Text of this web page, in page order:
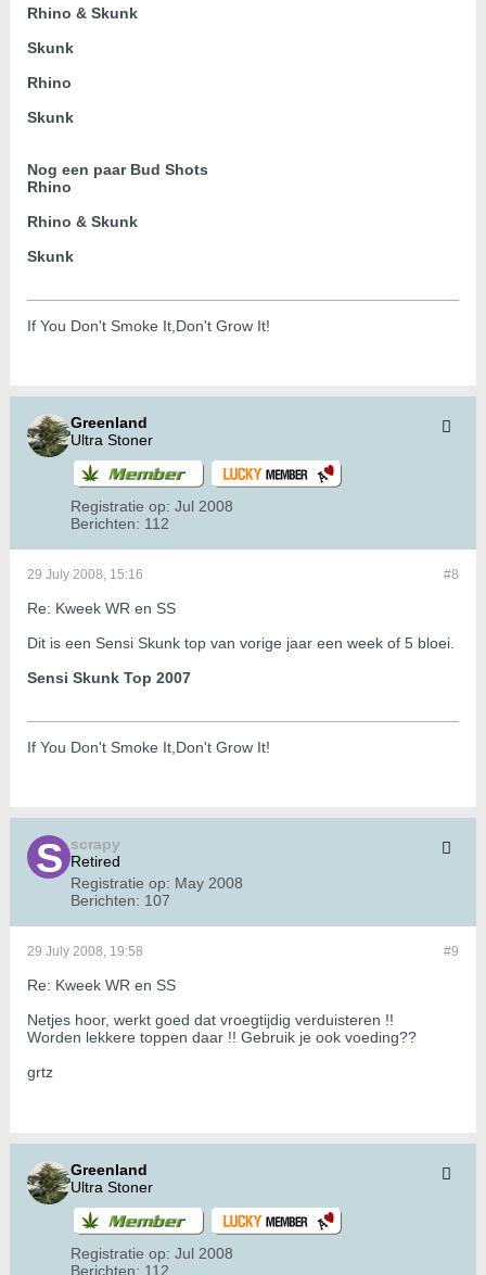
Rhino & Skunk
Skunk
Rhino
Skunk
Nog een paar Bud Shots
Rhino
Rhino & Skunk
Skunk
If You Don't Smoke It,Don't Grow It!
Greenland
Ultra Stoner
Registratie op: Jul 2008
Berichten: 112
#8
29 July 2008, 15:16
Re: Kweek WR en SS
Dit is een Sensi Skunk top van vorige jaar een week of 5 bloei.
Sensi Skunk Top 2007
If You Don't Smoke It,Don't Grow It!
scrapy
Retired
Registratie op: May 2008
Berichten: 107
#9
29 July 2008, 19:58
Re: Kweek WR en SS
Netjes hoor, werkt goed dat vroegtijdig verduisteren !!
Worden lekkere toppen daar !! Gebruik je ook voeding??
grtz
Greenland
Ultra Stoner
Registratie op: Jul 2008
Berichten: 112